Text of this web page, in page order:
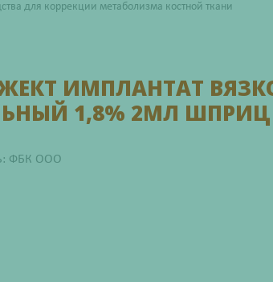
для коррекции метаболизма костной ткани
ИМПЛАНТАТ
1,8% 2МЛ
ФБК ООО